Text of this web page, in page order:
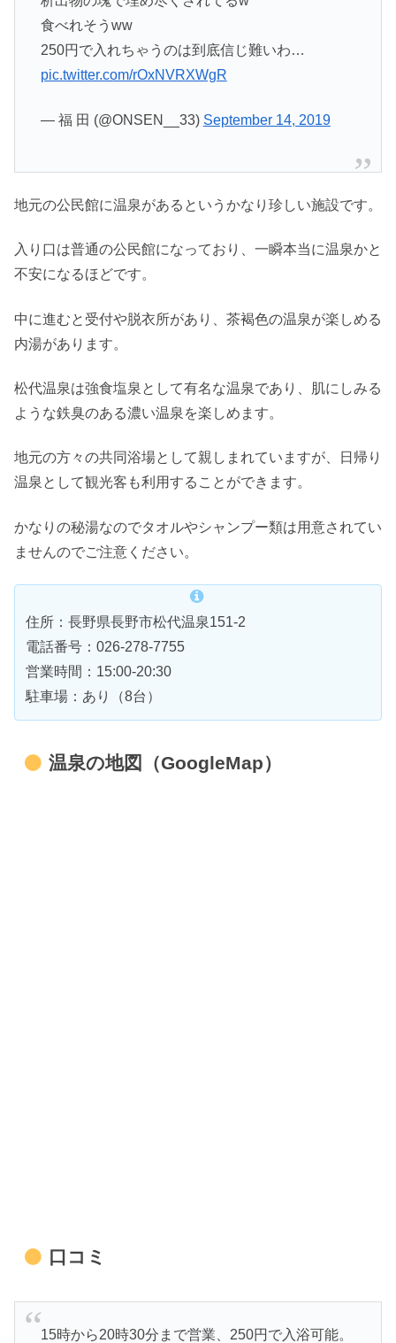
食べれそうww
250円で入れちゃうのは到底信じ難いわ…
pic.twitter.com/rOxNVRXWgR
— 福 田 (@ONSEN__33) September 14, 2019
地元の公民館に温泉があるというかなり珍しい施設です。
入り口は普通の公民館になっており、一瞬本当に温泉かと
不安になるほどです。
中に進むと受付や脱衣所があり、茶褐色の温泉が楽しめる
内湯があります。
松代温泉は強食塩泉として有名な温泉であり、肌にしみる
ような鉄臭のある濃い温泉を楽しめます。
地元の方々の共同浴場として親しまれていますが、日帰り
温泉として観光客も利用することができます。
かなりの秘湯なのでタオルやシャンプー類は用意されてい
ませんのでご注意ください。
住所：長野県長野市松代温泉151-2
電話番号：026-278-7755
営業時間：15:00-20:30
駐車場：あり（8台）
温泉の地図（GoogleMap）
口コミ
15時から20時30分まで営業、250円で入浴可能。